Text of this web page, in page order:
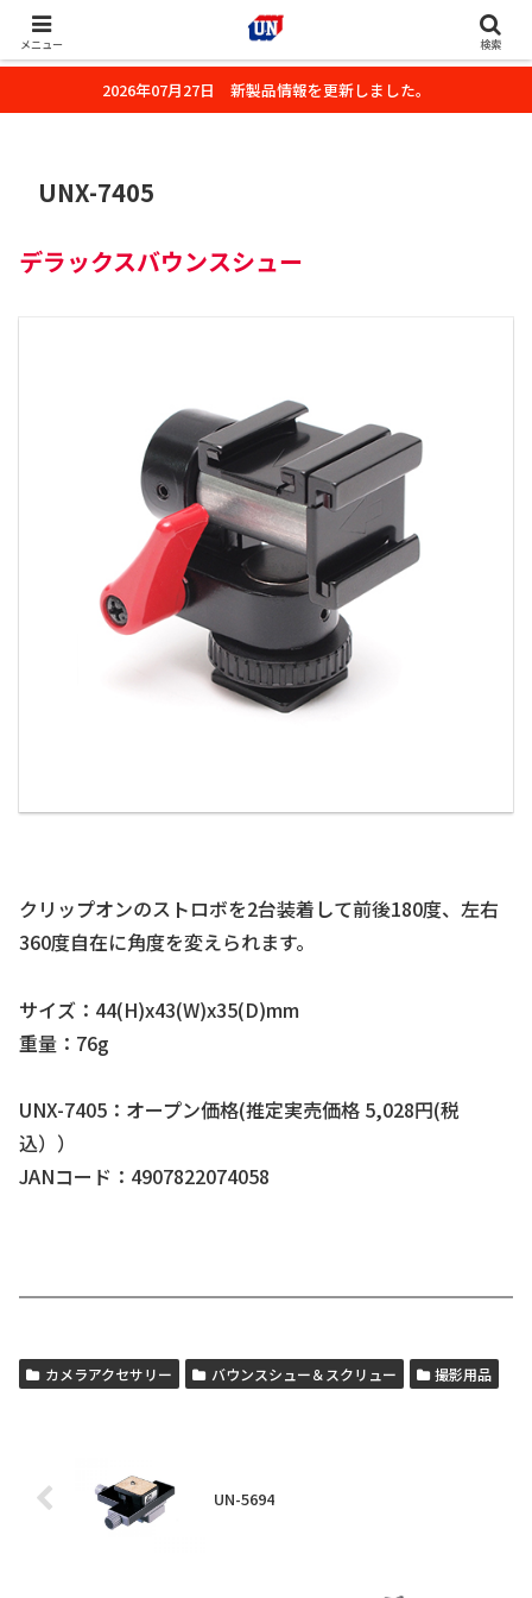
株式会社ユーエヌのオフィシャルホームページです。デジタルカメラ・カメ
ラ・水中撮影用の撮影アクセサリーのご紹介をいたします。
2026年07月27日 新製品情報を更新しました。
UNX-7405
デラックスバウンスシュー
クリップオンのストロボを2台装着して前後180度、左右
360度自在に角度を変えられます。
サイズ：44(H)x43(W)x35(D)mm
重量：76g
UNX-7405：オープン価格(推定実売価格 5,028円(税
込））
JANコード：4907822074058
カメラアクセサリー バウンスシュー＆スクリュー 撮影用品
UN-5694
メニュー 検索